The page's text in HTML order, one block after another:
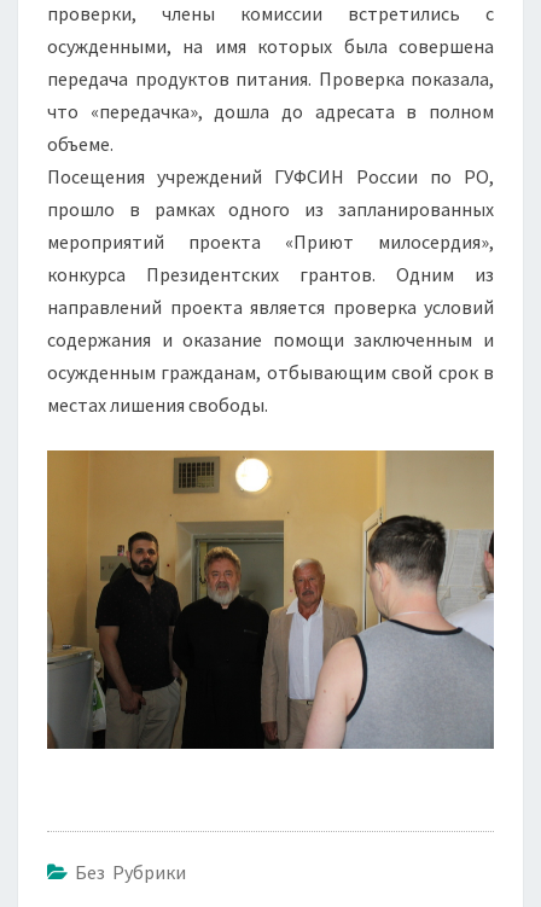
проверки, члены комиссии встретились с
осужденными, на имя которых была совершена
передача продуктов питания. Проверка показала,
что «передачка», дошла до адресата в полном
объеме.
Посещения учреждений ГУФСИН России по РО,
прошло в рамках одного из запланированных
мероприятий проекта «Приют милосердия»,
конкурса Президентских грантов. Одним из
направлений проекта является проверка условий
содержания и оказание помощи заключенным и
осужденным гражданам, отбывающим свой срок в
местах лишения свободы.
Без Рубрики